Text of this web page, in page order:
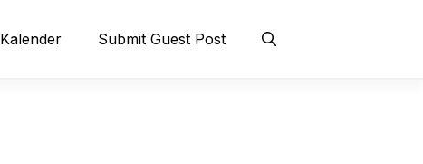
Kalender Submit Guest Post